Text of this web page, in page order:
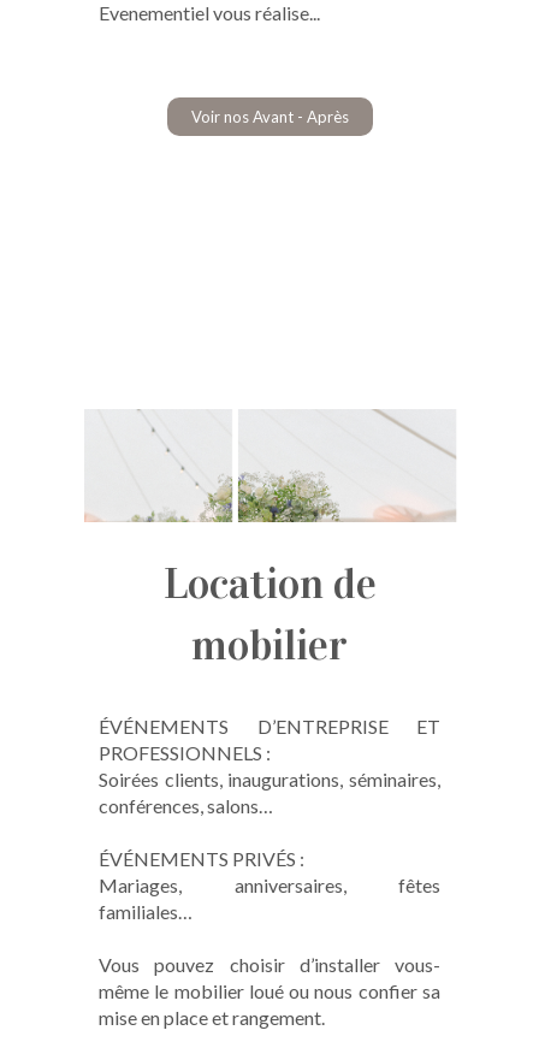
Evenementiel vous réalise...
Voir nos Avant - Après
Location de
mobilier
ÉVÉNEMENTS D’ENTREPRISE ET
PROFESSIONNELS :
Soirées clients, inaugurations, séminaires,
conférences, salons…
ÉVÉNEMENTS PRIVÉS :
Mariages, anniversaires, fêtes
familiales…
Vous pouvez choisir d’installer vous-
même le mobilier loué ou nous confier sa
mise en place et rangement.